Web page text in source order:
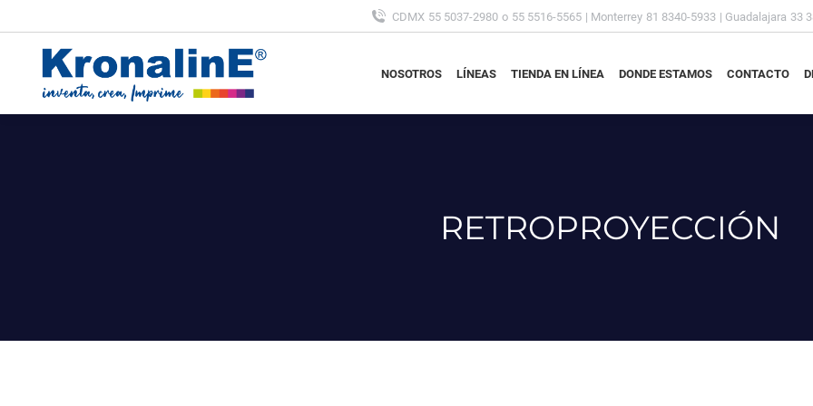
CDMX 55 5037-2980 o 55 5516-5565 | Monterrey 81 8340-5933 | Guadalajara 33
NOSOTROS LÍNEAS TIENDA EN LÍNEA DONDE ESTAMOS CONTACTO
RETROPROYECCIÓN